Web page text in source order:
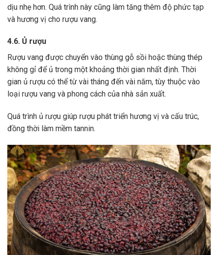
dịu nhẹ hơn. Quá trình này cũng làm tăng thêm độ phức tạp
và hương vị cho rượu vang.
4.6. Ủ rượu
Rượu vang được chuyển vào thùng gỗ sồi hoặc thùng thép
không gỉ để ủ trong một khoảng thời gian nhất định. Thời
gian ủ rượu có thể từ vài tháng đến vài năm, tùy thuộc vào
loại rượu vang và phong cách của nhà sản xuất.
Quá trình ủ rượu giúp rượu phát triển hương vị và cấu trúc,
đồng thời làm mềm tannin.